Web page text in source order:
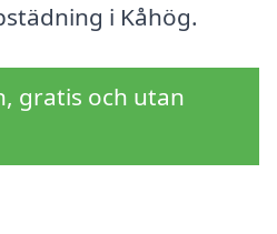
i Kåhög.
gratis och utan